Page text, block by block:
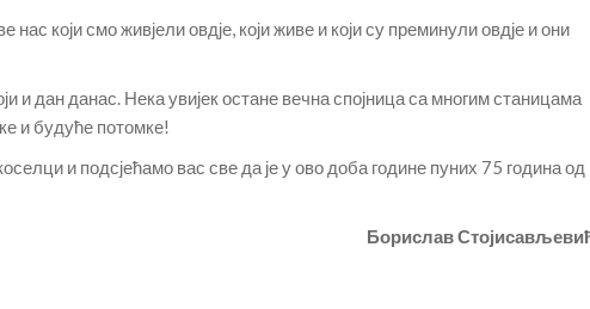
нас који смо живјели овдје, који живе и који су преминули овдје и они
и дан данас. Нека увијек остане вечна спојница са многим станицама
и будуће потомке!
и подсјећамо вас све да је у ово доба године пуних 75 година од
Борислав